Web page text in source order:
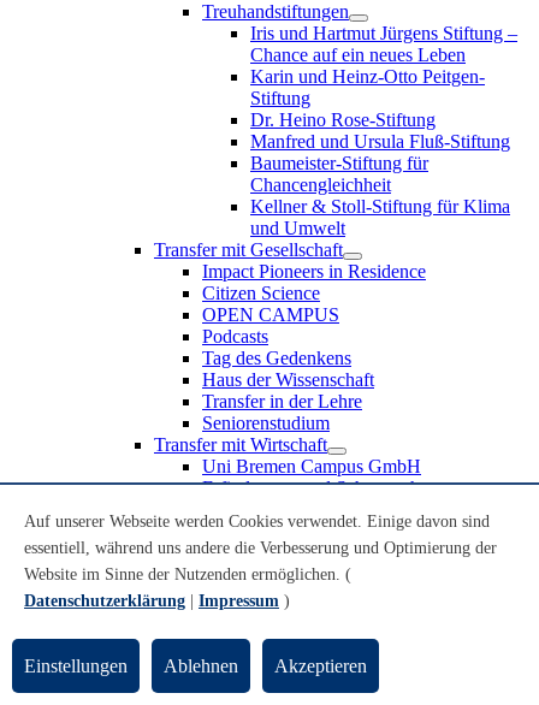
Treuhandstiftungen
Iris und Hartmut Jürgens Stiftung –
Chance auf ein neues Leben
Karin und Heinz-Otto Peitgen-
Stiftung
Dr. Heino Rose-Stiftung
Manfred und Ursula Fluß-Stiftung
Baumeister-Stiftung für
Chancengleichheit
Kellner & Stoll-Stiftung für Klima
und Umwelt
Transfer mit Gesellschaft
Impact Pioneers in Residence
Citizen Science
OPEN CAMPUS
Podcasts
Tag des Gedenkens
Haus der Wissenschaft
Transfer in der Lehre
Seniorenstudium
Transfer mit Wirtschaft
Uni Bremen Campus GmbH
Erfindungen und Schutzrechte
Recruiting an der Universität Bremen
Weiterbildung an der Universität Bremen
Transfer mit Schule
Schülerinnen und Schüler
Schulklassen
Lehrkräfte
Gründungsunterstützung
Auf unserer Webseite werden Cookies verwendet. Einige davon sind
essentiell, während uns andere die Verbesserung und Optimierung der
Website im Sinne der Nutzenden ermöglichen. (
Datenschutzerklärung
Impressum )
Einstellungen Ablehnen Akzeptieren